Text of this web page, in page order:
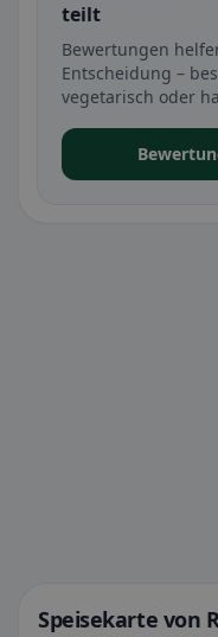
teilt
Bewertungen
Entscheidung –
vegetarisch oder
Speisekarte von